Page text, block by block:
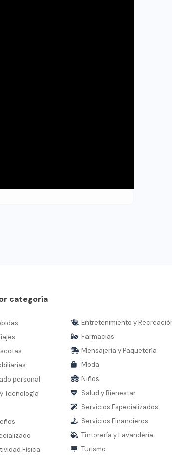
categoría
personal
Tecnología
Física
Entretenimiento y
Farmacias
Mensajería y Paquetería
Moda
Niños
Salud y Bienestar
Servicios Especializados
Servicios Financieros
Tintorería y Lavandería
Turismo